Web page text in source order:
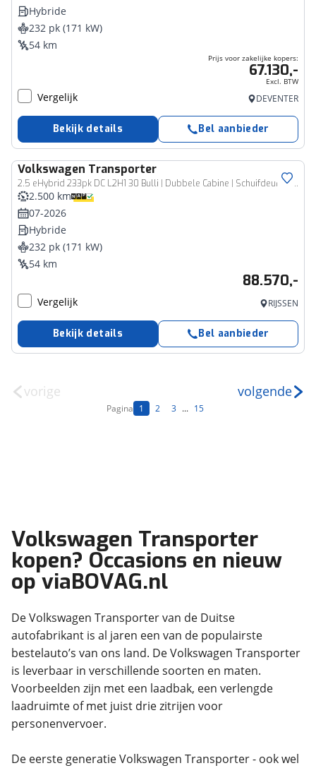
Hybride
232 pk (171 kW)
54 km
Prijs voor zakelijke kopers:
67.130,-
Excl. BTW
Vergelijk DEVENTER
Bekijk details Bel aanbieder
Volkswagen Transporter
2.5 eHybrid 233pk DC L2H1 30 Bulli | Dubbele Cabine | Schuifdeur L&R | Trekhaak
Bedrijfswagen
2.500 km
07-2026
Hybride
232 pk (171 kW)
54 km
88.570,-
Vergelijk RIJSSEN
Bekijk details Bel aanbieder
vorige
Pagina 1 2 3 ... 15
volgende
Volkswagen Transporter
kopen? Occasions en nieuw
op viaBOVAG.nl
De Volkswagen Transporter van de Duitse
autofabrikant is al jaren een van de populairste
bestelauto’s van ons land. De Volkswagen Transporter
is leverbaar in verschillende soorten en maten.
Voorbeelden zijn met een laadbak, een verlengde
laadruimte of met juist drie zitrijen voor
personenvervoer.
De eerste generatie Volkswagen Transporter - ook wel